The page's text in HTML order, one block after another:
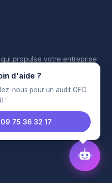
propulse votre entreprise
IA. ChatGPT,
d'aide ?
nous pour un audit GEO
!
09 75 36 32 17